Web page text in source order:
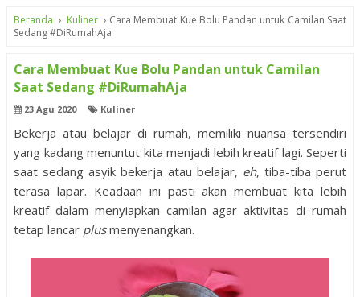
Beranda › Kuliner › Cara Membuat Kue Bolu Pandan untuk Camilan Saat
Sedang #DiRumahAja
Cara Membuat Kue Bolu Pandan untuk Camilan
Saat Sedang #DiRumahAja
23 Agu 2020 Kuliner
Bekerja atau belajar di rumah, memiliki nuansa tersendiri
yang kadang menuntut kita menjadi lebih kreatif lagi. Seperti
saat sedang asyik bekerja atau belajar, eh, tiba-tiba perut
terasa lapar. Keadaan ini pasti akan membuat kita lebih
kreatif dalam menyiapkan camilan agar aktivitas di rumah
tetap lancar plusmenyenangkan.